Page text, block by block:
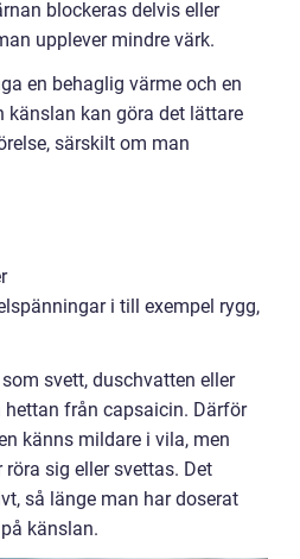
blockeras delvis eller
upplever mindre värk.
en behaglig värme och en
känslan kan göra det lättare
särskilt om man
i till exempel rygg,
svett, duschvatten eller
från capsaicin. Därför
känns mildare i vila, men
sig eller svettas. Det
så länge man har doserat
känslan.